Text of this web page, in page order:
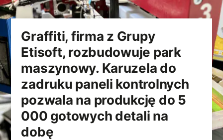
Graffiti, firma z Grupy
Etisoft, rozbudowuje park
maszynowy. Karuzela do
zadruku paneli kontrolnych
pozwala na produkcję do 5
000 gotowych detali na
dobę